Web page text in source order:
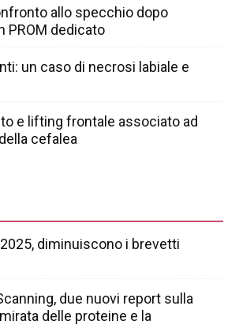
allo specchio dopo
PROM dedicato
un caso di necrosi labiale e
e lifting frontale associato ad
cefalea
2025, diminuiscono i brevetti
due nuovi report sulla
delle proteine e la